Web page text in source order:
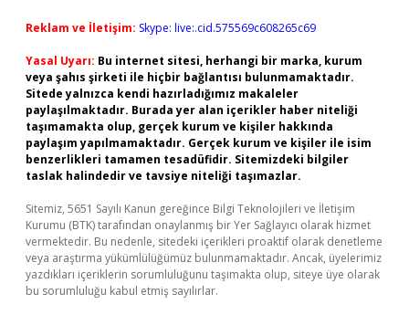
Reklam ve İletişim: Skype: live:.cid.575569c608265c69
Yasal Uyarı: Bu internet sitesi, herhangi bir marka, kurum
veya şahıs şirketi ile hiçbir bağlantısı bulunmamaktadır.
Sitede yalnızca kendi hazırladığımız makaleler
paylaşılmaktadır. Burada yer alan içerikler haber niteliği
taşımamakta olup, gerçek kurum ve kişiler hakkında
paylaşım yapılmamaktadır. Gerçek kurum ve kişiler ile isim
benzerlikleri tamamen tesadüfidir. Sitemizdeki bilgiler
taslak halindedir ve tavsiye niteliği taşımazlar.
Sitemiz, 5651 Sayılı Kanun gereğince Bilgi Teknolojileri ve İletişim
Kurumu (BTK) tarafından onaylanmış bir Yer Sağlayıcı olarak hizmet
vermektedir. Bu nedenle, sitedeki içerikleri proaktif olarak denetleme
veya araştırma yükümlülüğümüz bulunmamaktadır. Ancak, üyelerimiz
yazdıkları içeriklerin sorumluluğunu taşımakta olup, siteye üye olarak
bu sorumluluğu kabul etmiş sayılırlar.